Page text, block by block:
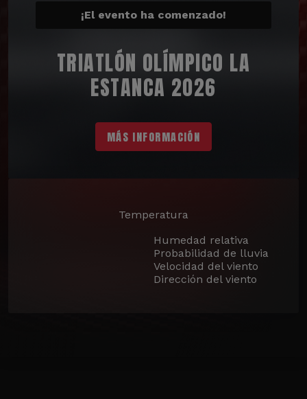
¡El evento ha comenzado!
TRIATLÓN OLÍMPICO LA
ESTANCA 2026
MÁS INFORMACIÓN
Temperatura
Humedad relativa
Probabilidad de lluvia
Velocidad del viento
Dirección del viento